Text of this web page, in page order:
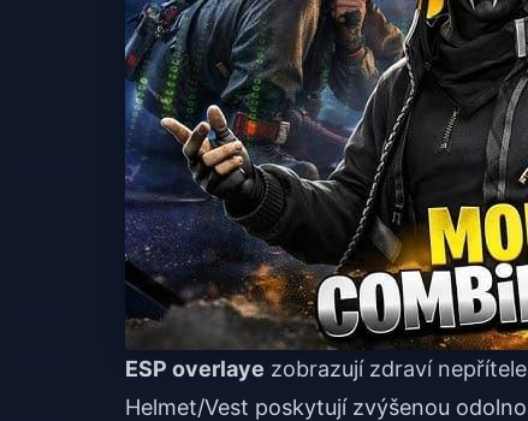
ESP overlaye zobrazují zdraví
Helmet/Vest poskytují zvýšenou